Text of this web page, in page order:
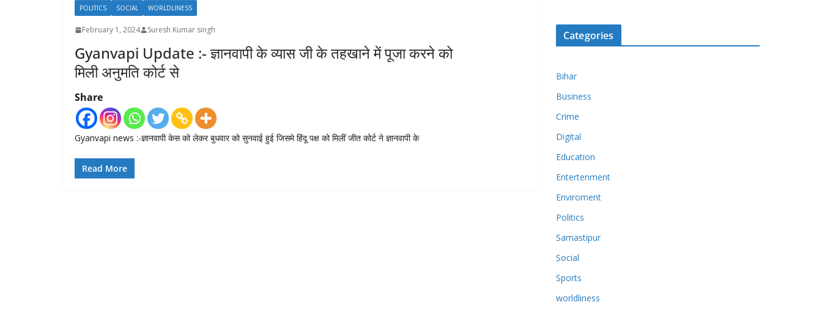
POLITICS SOCIAL WORLDLINESS
February 1, 2024 Suresh Kumar singh
Gyanvapi Update :- ज्ञानवापी के व्यास जी के तहखाने में पूजा करने को
मिली अनुमति कोर्ट से
Share
Gyanvapi news :-ज्ञानवापी केस को लेकर बुधवार को सुनवाई हुई जिसमे हिंदू पक्ष को मिलीं जीत कोर्ट ने ज्ञानवापी के
Read More
Categories
Bihar
Business
Crime
Digital
Education
Entertenment
Enviroment
Politics
Samastipur
Social
Sports
worldliness